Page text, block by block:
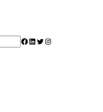
Facebook
LinkedIn
Twitter
Instagram